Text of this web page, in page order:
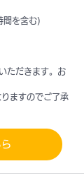
を含む)
ただきます。お
ますのでご了承